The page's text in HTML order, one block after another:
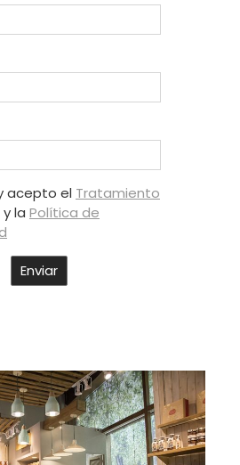
acepto el Tratamiento
y la Política de